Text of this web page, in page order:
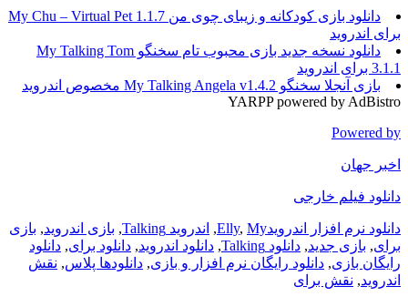
دانلود بازی کودکانه و زیبای چوی من My Chu – Virtual Pet 1.1.7
برای اندروید
دانلود نسخه جدید بازی محبوب تام سخنگو My Talking Tom
3.1.1 برای اندروید
بازی آنجلا سخنگو My Talking Angela v1.4.2 مخصوص اندروید
YARPP powered by AdBistro
Powered by
اخبر جهان
دانلود فیلم خارجی
دانلود نرم افزار اندروید Elly, My
, اندروید Talking , بازی اندروید, بازی
برای, بازی جدید, دانلود Talking , دانلود اندروید, دانلود برای, دانلود
رایگان بازی, دانلود رایگان نرم افزار و بازی, دانلودها پلاس, نقش
اندروید, نقش برای